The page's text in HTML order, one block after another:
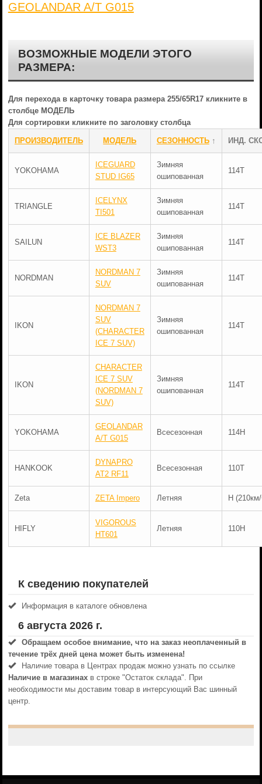
GEOLANDAR A/T G015
ВОЗМОЖНЫЕ МОДЕЛИ ЭТОГО
РАЗМЕРА:
Для перехода в карточку товара размера 255/65R17 кликните в
столбце МОДЕЛЬ
Для сортировки кликните по заголовку столбца
ПРОИЗВОДИТЕЛЬ МОДЕЛЬ СЕЗОННОСТЬ↑ ИНД.
YOKOHAMA
ICEGUARD
STUD IG65
Зимняя
ошипованная
114T
TRIANGLE
ICELYNX
TI501
Зимняя
ошипованная
114T
SAILUN
ICE BLAZER
WST3
Зимняя
ошипованная
114T
NORDMAN
NORDMAN 7
SUV
Зимняя
ошипованная
114T
IKON
NORDMAN 7
SUV
(CHARACTER
ICE 7 SUV)
Зимняя
ошипованная
114T
IKON
CHARACTER
ICE 7 SUV
(NORDMAN 7
SUV)
Зимняя
ошипованная
114T
YOKOHAMA
GEOLANDAR
A/T G015
Всесезонная 114H
HANKOOK
DYNAPRO
AT2 RF11
Всесезонная 110T
Zeta ZETA Impero Летняя H
HIFLY
VIGOROUS
HT601
Летняя 110H
К сведению покупателей
Информация в каталоге обновлена
6 августа 2026 г.
Обращаем особое внимание, что на заказ неоплаченный в
течениe трёх дней цена может быть изменена!
Наличие товара в Центрах продаж можно узнать по ссылке
Наличие в магазинахв строке "Остаток склада". При
необходимости мы доставим товар в интерсующий Вас шинный
центр.